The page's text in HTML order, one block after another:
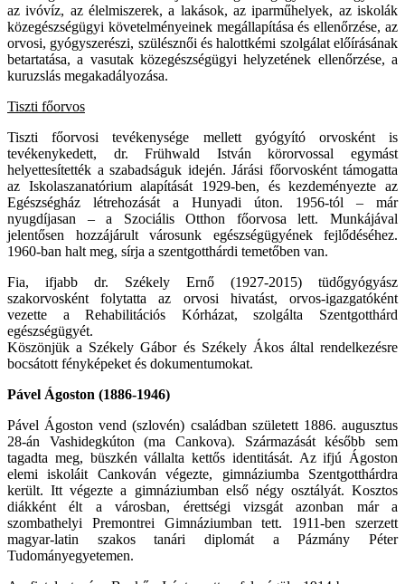
az ivóvíz, az élelmiszerek, a lakások, az iparműhelyek, az iskolák
közegészségügyi követelményeinek megállapítása és ellenőrzése, az
orvosi, gyógyszerészi, szülésznői és halottkémi szolgálat előírásának
betartatása, a vasutak közegészségügyi helyzetének ellenőrzése, a
kuruzslás megakadályozása.
Tiszti főorvos
Tiszti főorvosi tevékenysége mellett gyógyító orvosként is
tevékenykedett, dr. Frühwald István körorvossal egymást
helyettesítették a szabadságuk idején. Járási főorvosként támogatta
az Iskolaszanatórium alapítását 1929-ben, és kezdeményezte az
Egészségház létrehozását a Hunyadi úton. 1956-tól – már
nyugdíjasan – a Szociális Otthon főorvosa lett. Munkájával
jelentősen hozzájárult városunk egészségügyének fejlődéséhez.
1960-ban halt meg, sírja a szentgotthárdi temetőben van.
Fia, ifjabb dr. Székely Ernő (1927-2015) tüdőgyógyász
szakorvosként folytatta az orvosi hivatást, orvos-igazgatóként
vezette a Rehabilitációs Kórházat, szolgálta Szentgotthárd
egészségügyét.
Köszönjük a Székely Gábor és Székely Ákos által rendelkezésre
bocsátott fényképeket és dokumentumokat.
Pável Ágoston (1886-1946)
Pável Ágoston vend (szlovén) családban született 1886. augusztus
28-án Vashidegkúton (ma Cankova). Származását később sem
tagadta meg, büszkén vállalta kettős identitását. Az ifjú Ágoston
elemi iskoláit Cankován végezte, gimnáziumba Szentgotthárdra
került. Itt végezte a gimnáziumban első négy osztályát. Kosztos
diákként élt a városban, érettségi vizsgát azonban már a
szombathelyi Premontrei Gimnáziumban tett. 1911-ben szerzett
magyar-latin szakos tanári diplomát a Pázmány Péter
Tudományegyetemen.